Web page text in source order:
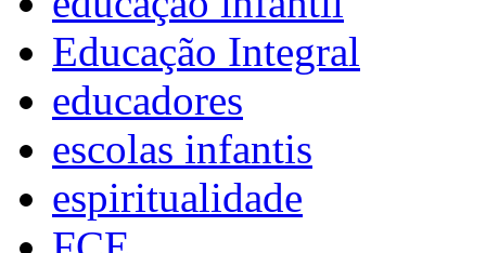
Educação Integral
educadores
escolas infantis
espiritualidade